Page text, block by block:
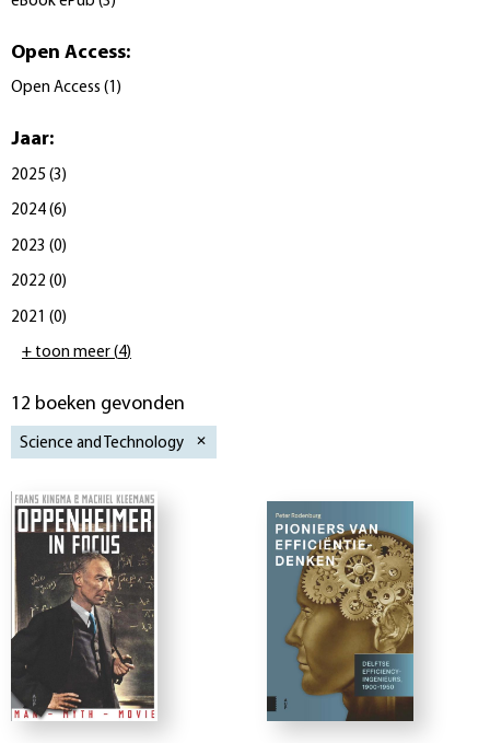
Open Access:
Open Access (1 )
Jaar:
2025 (3)
2024 (6)
2023 (0)
2022 (0)
2021 (0)
+ toon meer (4)
12 boeken gevonden
Science and Technology